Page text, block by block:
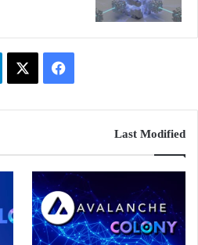
فيسبوك
Last Modified